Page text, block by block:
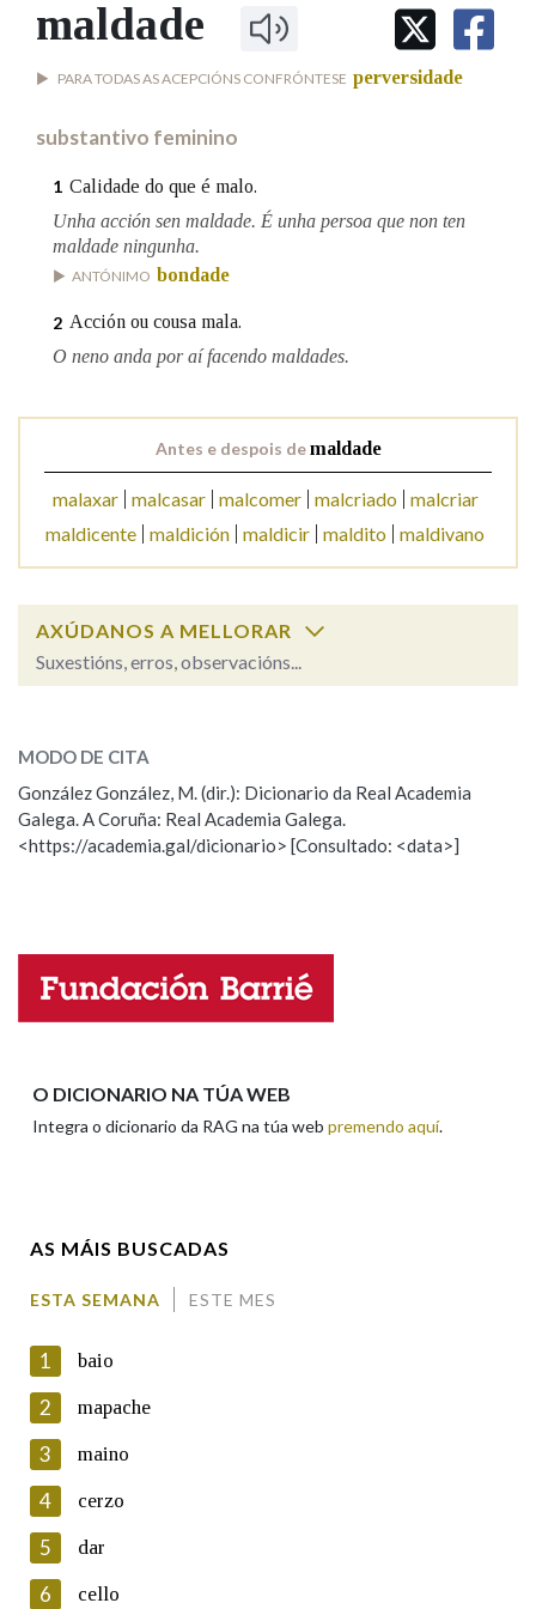
IDENTIDADE CORPORATIVA
MARCIAL DEL ADALID
CASA-MUSEO EMILIA PARDO
FIGURAS HOMENAXEADAS
HISTORIA
Facebook
TwitterYoutubeInstagram
Bluesky
BUSCAR NOS LEMAS
Comeza por
BUSCAR NO CONTIDO
Nas definicións
Nos exemplos
Na fraseoloxía
Marcas gramaticais
Pertence a
LIMPAR
maldade
PARA TODAS AS ACEPCIÓNS CONFRÓNTESE perversidade
substantivo feminino
1 Calidade do que é malo.
Unha acción sen maldade. É unha persoa que non ten
maldade ningunha.
ANTÓNIMO bondade
2 Acción ou cousa mala.
O neno anda por aí facendo maldades.
Antes e despois demaldade
malaxar malcasar malcomer malcriado
malcriar
maldicente maldición maldicir maldito maldivano
AXÚDANOS A MELLORAR
Suxestións, erros, observacións...
ESCOLLE UNHA OPCIÓN:
Observación Hai un erro na palabra
Propoño mellorar a definición
Nome
En cumprimento da normativa vixente en materia de
Protección de Datos de Carácter Persoal, a Real Academia
Galega informa a aqueles usuarios que faciliten o seu correo
electrónico, así como calquera outra información de carácter
persoal, que estes datos serán obxecto de tratamento
automatizado de carácter confidencial e incorporados aos seus
ficheiros informáticos. Así mesmo, os usuarios poderán exercer o
MODO DE CITA
González González, M. (dir.): Dicionario da Real Academia
Galega. A Coruña: Real Academia Galega.
<https://academia.gal/dicionario> [Consultado: <data>]
O DICIONARIO NA TÚA WEB
Integra o dicionario da RAG na túa web premendo aquí.
AS MÁIS BUSCADAS
ESTA SEMANA ESTE MES
1 baio
2 mapache
3 maino
4 cerzo
5 dar
6 cello